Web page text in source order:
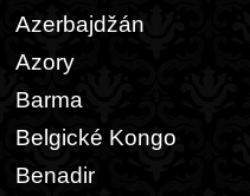
Azerbajdžán
Azory
Barma
Belgické Kongo
Benadir